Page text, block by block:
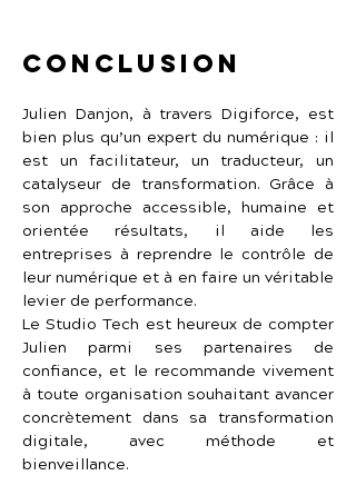
Conclusion
Julien Danjon, à travers Digiforce, est
bien plus qu’un expert du numérique : il
est un facilitateur, un traducteur, un
catalyseur de transformation. Grâce à
son approche accessible, humaine et
orientée résultats, il aide les
entreprises à reprendre le contrôle de
leur numérique et à en faire un véritable
levier de performance.
Le Studio Tech est heureux de compter
Julien parmi ses partenaires de
confiance, et le recommande vivement
à toute organisation souhaitant avancer
concrètement dans sa transformation
digitale, avec méthode et
bienveillance.